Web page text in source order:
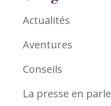
Actualités
Aventures
Conseils
La presse en parle